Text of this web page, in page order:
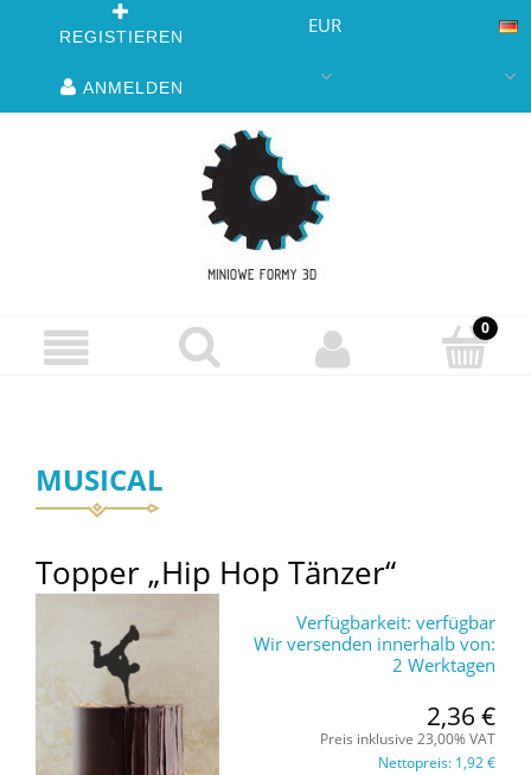
REGISTIEREN
ANMELDEN
EUR
MUSICAL
Topper „Hip Hop Tänzer“
Verfügbarkeit: verfügbar
Wir versenden innerhalb von:
2 Werktagen
2,36 €
Preis inklusive 23,00% VAT
Nettopreis: 1,92 €